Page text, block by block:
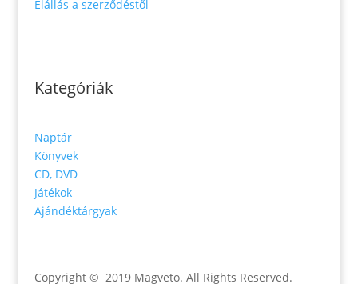
Elállás a szerződéstől
Kategóriák
Naptár
Könyvek
CD, DVD
Játékok
Ajándéktárgyak
Copyright © 2019 Magveto. All Rights Reserved.